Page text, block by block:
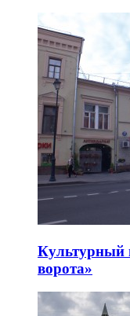
Культурный
ворота»